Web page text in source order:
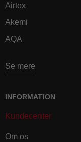
Airtox
Akemi
AQA
Se mere
INFORMATION
Kundecenter
Om os